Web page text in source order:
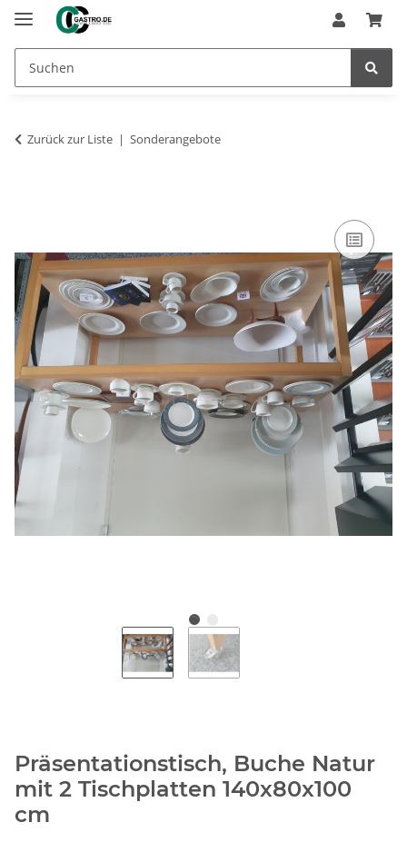
Zurück zur Liste Sonderangebote
Präsentationstisch, Buche Natur
mit 2 Tischplatten 140x80x100
cm